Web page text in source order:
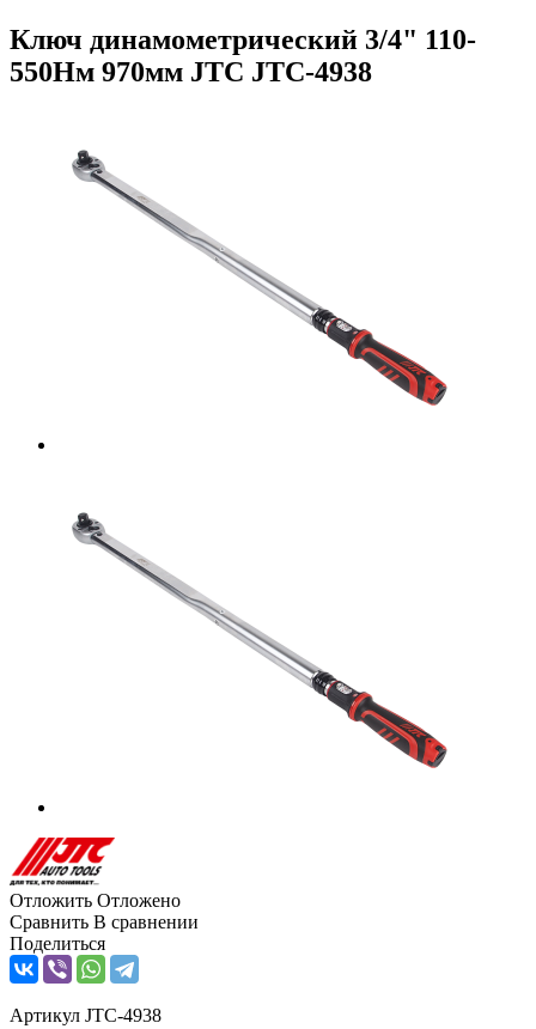
Ключ динамометрический 3/4" 110-
550Нм 970мм JTC JTC-4938
Отложить Отложено
Сравнить В сравнении
Поделиться
Артикул JTC-4938